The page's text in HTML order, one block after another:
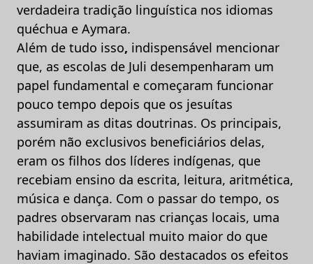
verdadeira tradição linguística nos idiomas
quéchua e Aymara.
Além de tudo isso, indispensável mencionar
que, as escolas de Juli desempenharam um
papel fundamental e começaram funcionar
pouco tempo depois que os jesuítas
assumiram as ditas doutrinas. Os principais,
porém não exclusivos beneficiários delas,
eram os filhos dos líderes indígenas, que
recebiam ensino da escrita, leitura, aritmética,
música e dança. Com o passar do tempo, os
padres observaram nas crianças locais, uma
habilidade intelectual muito maior do que
haviam imaginado. São destacados os efeitos